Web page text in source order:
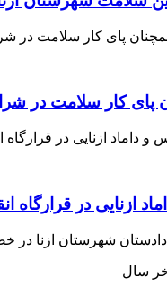
پای کار سلامت در
ازنایی در قرارگاه
سال